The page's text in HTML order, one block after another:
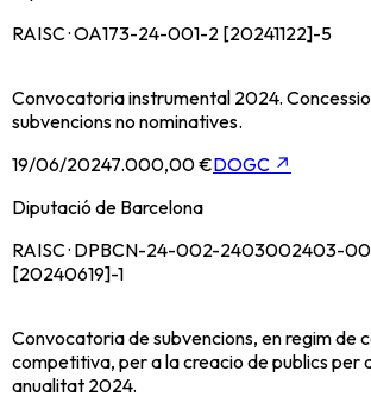
RAISC · OA173-24-001-2 [20241122]-5
Convocatoria instrumental 2024.
subvencions no nominatives.
19/06/20247.000,00 €DOGC ↗
Diputació de Barcelona
RAISC · DPBCN-24-002-2403002403-
[20240619]-1
Convocatoria de subvencions, en regim de
competitiva, per a la creacio de publics per
anualitat 2024.